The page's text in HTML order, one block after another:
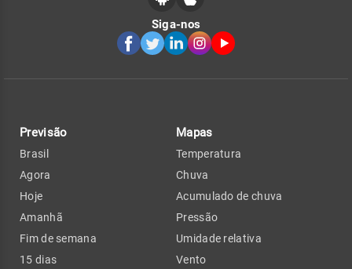
Siga-nos
Previsão
Brasil
Agora
Hoje
Amanhã
Fim de semana
15 dias
Mapas
Temperatura
Chuva
Acumulado de chuva
Pressão
Umidade relativa
Vento